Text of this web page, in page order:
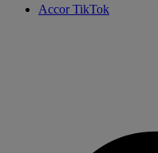
Accor TikTok